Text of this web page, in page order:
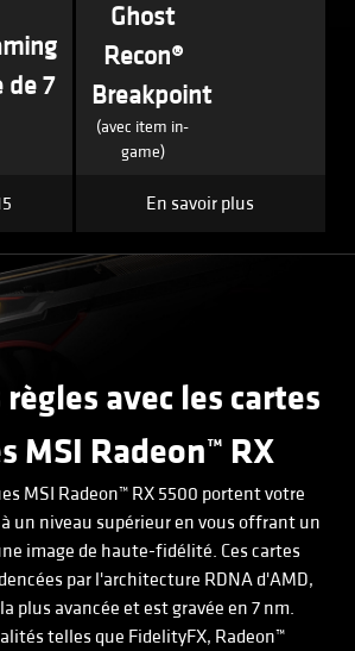
de 7
Ghost
Recon®
Breakpoint
(avec item in-
game)
En savoir plus
avec les cartes
MSI Radeon™ RX
MSI Radeon™ RX 5500 portent votre
un niveau supérieur en vous offrant un
image de haute-fidélité. Ces cartes
par l'architecture RDNA d'AMD,
plus avancée et est gravée en 7 nm.
telles que FidelityFX, Radeon™